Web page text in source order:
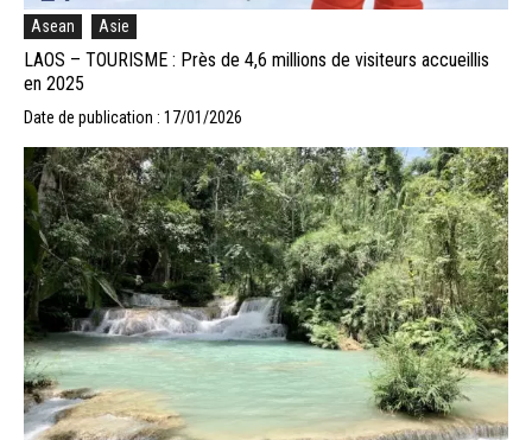
Asean Asie
LAOS – TOURISME : Près de 4,6 millions de visiteurs accueillis
en 2025
Date de publication : 17/01/2026